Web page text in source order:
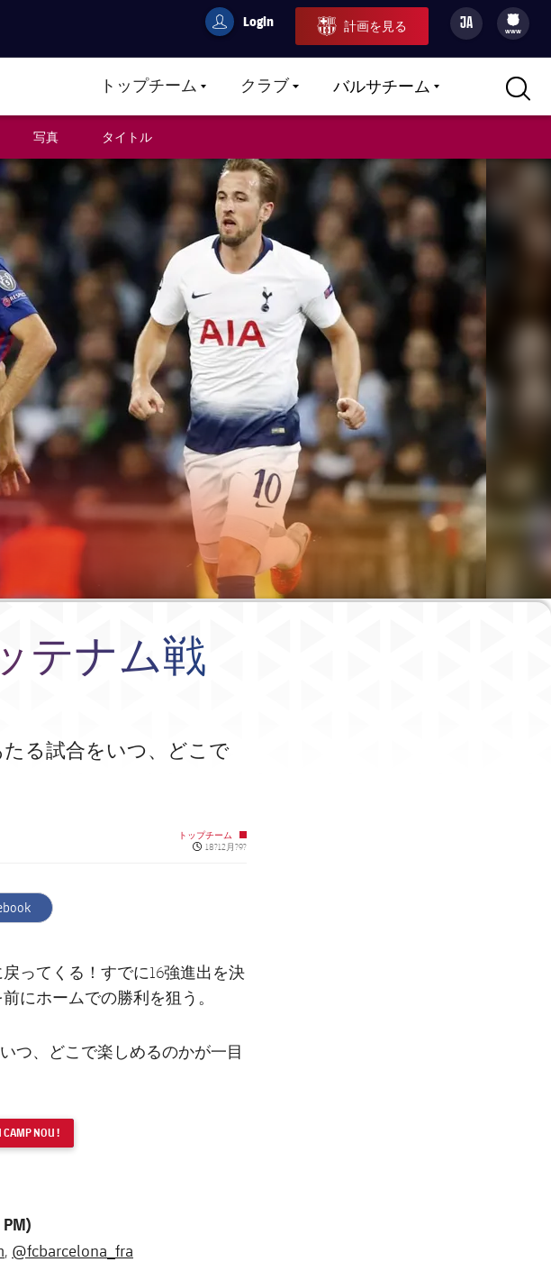
userCulers
Login 計画を見る JA
filled-badge
www
トップチームLABEL.ARIA.CARETDOWN
クラブLABEL.ARIA.CARETDOWN
バルサチームLABEL.ARIA.CARETDOWN
写真 タイトル
テナム戦
たる試合をいつ、どこで
トップチーム
Published news
18?12月?9?
ってくる！すでに16強進出を決
にホームでの勝利を狙う。
つ、どこで楽しめるのかが一目
CAMP NOU !
, @fcbarcelona_fra